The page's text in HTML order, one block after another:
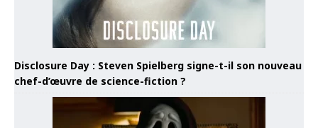
Disclosure Day : Steven Spielberg signe-t-il son nouveau
chef-d’œuvre de science-fiction ?